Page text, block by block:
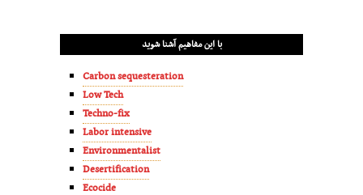
با این مفاهیم آشنا شوید
Carbon sequesteration
Low Tech
Techno-fix
Labor intensive
Environmentalist
Desertification
Ecocide